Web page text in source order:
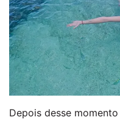
Depois desse